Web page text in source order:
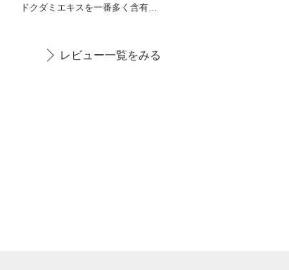
ドクダミエキスを一番多く含有
レビュー一覧をみる